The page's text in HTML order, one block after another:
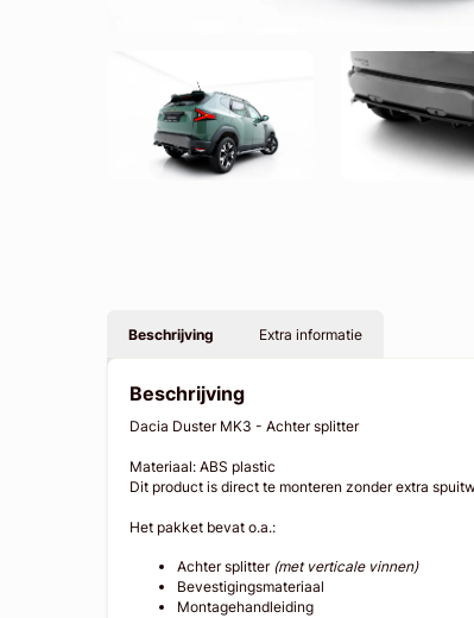
Beschrijving Extra informatie
Beschrijving
Dacia Duster MK3 - Achter splitter
Materiaal: ABS plastic
Dit product is direct te monteren zonder extra
Het pakket bevat o.a.:
Achter splitter (met verticale vinnen)
Bevestigingsmateriaal
Montagehandleiding